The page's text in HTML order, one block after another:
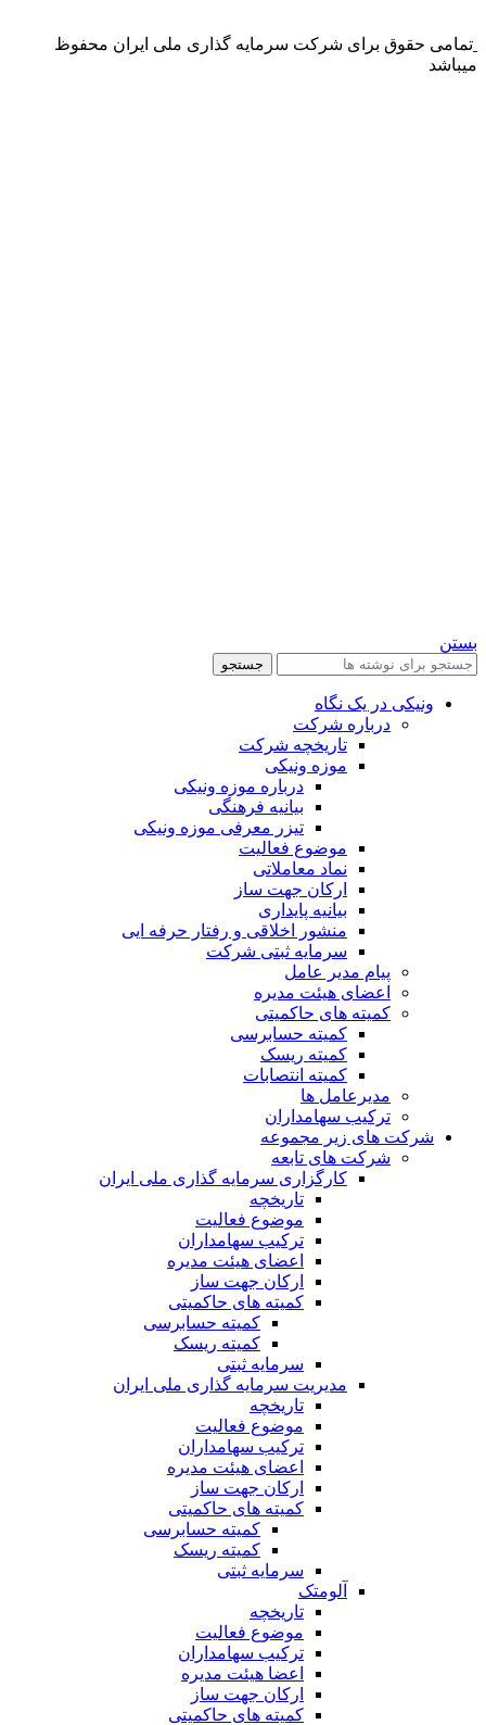
تمامی حقوق برای شرکت سرمایه گذاری ملی ایران محفوظ
میباشد
بستن
جستجو
ونیکی در یک نگاه
درباره شرکت
تاریخچه شرکت
موزه ونیکی
درباره موزه ونیکی
بیانیه فرهنگی
تیزر معرفی موزه ونیکی
موضوع فعالیت
نماد معاملاتی
ارکان جهت ساز
بیانیه پایداری
منشور اخلاقی و رفتار حرفه ایی
سرمایه ثبتی شرکت
پیام مدیر عامل
اعضای هیئت مدیره
کمیته های حاکمیتی
کمیته حسابرسی
کمیته ریسک
کمیته انتصابات
مدیرعامل ها
ترکیب سهامداران
شرکت های زیر مجموعه
شرکت های تابعه
کارگزاری سرمایه گذاری ملی ایران
تاریخچه
موضوع فعالیت
ترکیب سهامداران
اعضای هیئت مدیره
ارکان جهت ساز
کمیته های حاکمیتی
کمیته حسابرسی
کمیته ریسک
سرمایه ثبتی
مدیریت سرمایه گذاری ملی ایران
تاریخچه
موضوع فعالیت
ترکیب سهامداران
اعضای هیئت مدیره
ارکان جهت ساز
کمیته های حاکمیتی
کمیته حسابرسی
کمیته ریسک
سرمایه ثبتی
آلومتک
تاریخچه
موضوع فعالیت
ترکیب سهامداران
اعضا هیئت مدیره
ارکان جهت ساز
کمیته های حاکمیتی